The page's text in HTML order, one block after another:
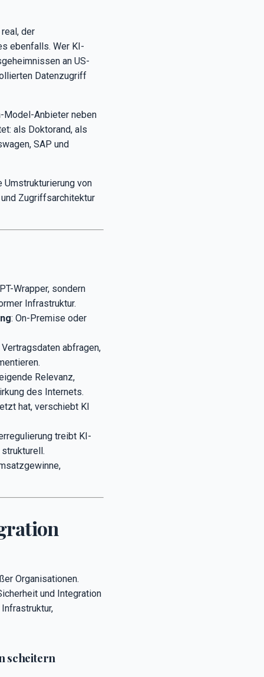
der
ebenfalls. Wer KI-
an US-
Datenzugriff
Model-Anbieter neben
als Doktorand, als
SAP und
Umstrukturierung von
Zugriffsarchitektur
Wrapper, sondern
Infrastruktur.
: On-Premise oder
Vertragsdaten abfragen,
Relevanz,
des Internets.
hat, verschiebt KI
treibt KI-
Organisationen.
und Integration
scheitern